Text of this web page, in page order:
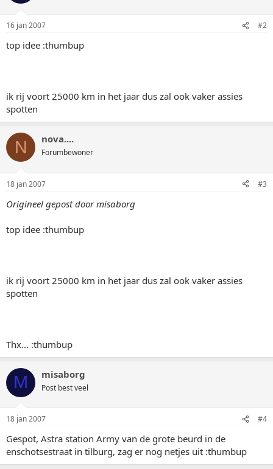
16 jan 2007 #2
top idee :thumbup
ik rij voort 25000 km in het jaar dus zal ook vaker assies
spotten
N nova....
Forumbewoner
18 jan 2007 #3
Origineel gepost door misaborg
top idee :thumbup
ik rij voort 25000 km in het jaar dus zal ook vaker assies
spotten
Thx... :thumbup
M misaborg
Post best veel
18 jan 2007 #4
Gespot, Astra station Army van de grote beurd in de
enschotsestraat in tilburg, zag er nog netjes uit :thumbup